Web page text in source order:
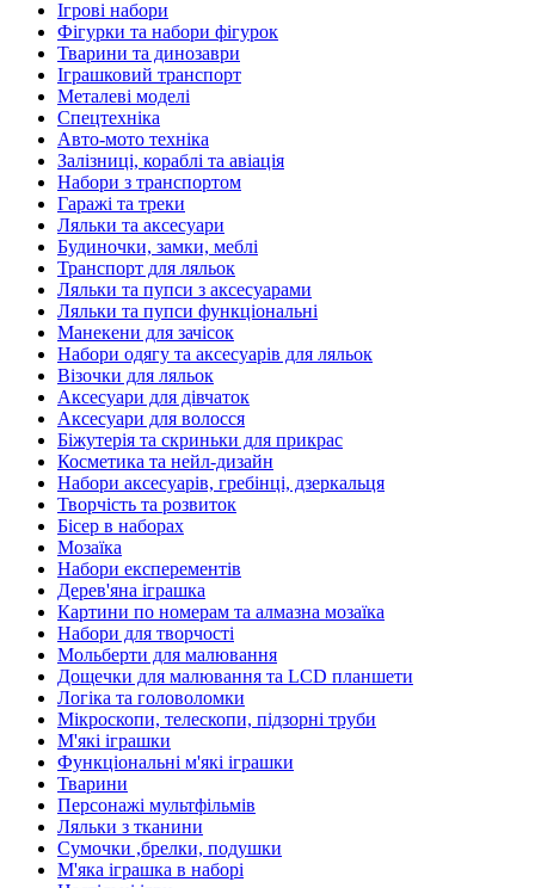
Ігрові набори
Фігурки та набори фігурок
Тварини та динозаври
Іграшковий транспорт
Металеві моделі
Спецтехніка
Авто-мото техніка
Залізниці, кораблі та авіація
Набори з транспортом
Гаражі та треки
Ляльки та аксесуари
Будиночки, замки, меблі
Транспорт для ляльок
Ляльки та пупси з аксесуарами
Ляльки та пупси функціональні
Манекени для зачісок
Набори одягу та аксесуарів для ляльок
Візочки для ляльок
Аксесуари для дівчаток
Аксесуари для волосся
Біжутерія та скриньки для прикрас
Косметика та нейл-дизайн
Набори аксесуарів, гребінці, дзеркальця
Творчість та розвиток
Бісер в наборах
Мозаїка
Набори експерементів
Дерев'яна іграшка
Картини по номерам та алмазна мозаїка
Набори для творчості
Мольберти для малювання
Дощечки для малювання та LCD планшети
Логіка та головоломки
Мікроскопи, телескопи, підзорні труби
М'які іграшки
Функціональні м'які іграшки
Тварини
Персонажі мультфільмів
Ляльки з тканини
Сумочки ,брелки, подушки
М'яка іграшка в наборі